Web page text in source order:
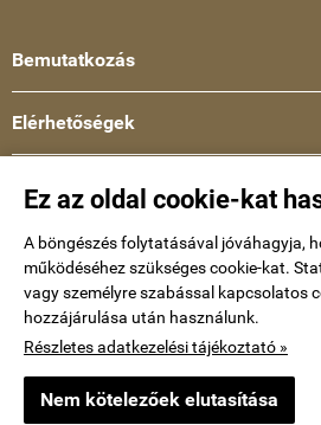
Ez az oldal cookie-kat
A böngészés folytatásával jóváhagyja,
működéséhez szükséges cookie-kat.
vagy személyre szabással kapcsolatos
hozzájárulása után használunk.
Részletes adatkezelési tájékoztató »
Nem kötelezőek elutasítása
Bemutatkozás
Elérhetőségek
Telefonszám: +36-30-634-8659
E-mail:
kataullmann@gmail.com